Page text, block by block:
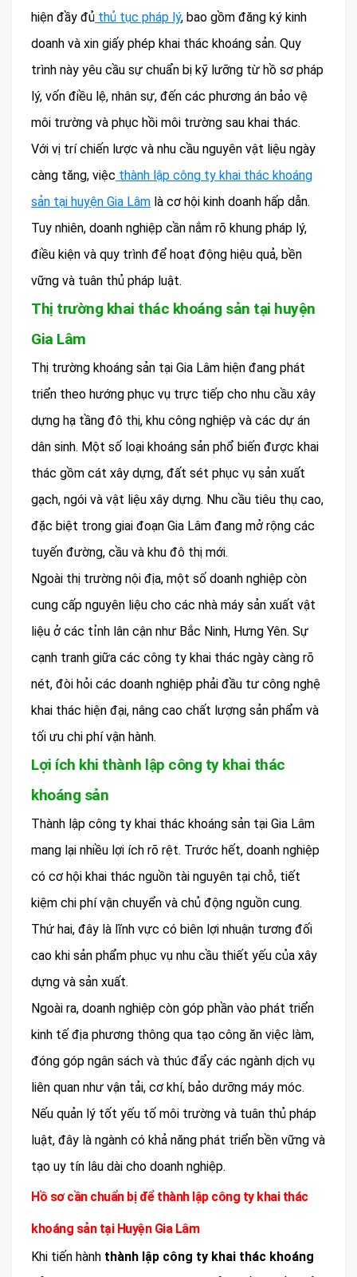
hiện đầy đủ thủ tục pháp lý, bao gồm đăng ký kinh
doanh và xin giấy phép khai thác khoáng sản. Quy
trình này yêu cầu sự chuẩn bị kỹ lưỡng từ hồ sơ pháp
lý, vốn điều lệ, nhân sự, đến các phương án bảo vệ
môi trường và phục hồi môi trường sau khai thác.
Với vị trí chiến lược và nhu cầu nguyên vật liệu ngày
càng tăng, việc thành lập công ty khai thác khoáng
sản tại huyện Gia Lâm là cơ hội kinh doanh hấp dẫn.
Tuy nhiên, doanh nghiệp cần nắm rõ khung pháp lý,
điều kiện và quy trình để hoạt động hiệu quả, bền
vững và tuân thủ pháp luật.
Thị trường khai thác khoáng sản tại huyện
Gia Lâm
Thị trường khoáng sản tại Gia Lâm hiện đang phát
triển theo hướng phục vụ trực tiếp cho nhu cầu xây
dựng hạ tầng đô thị, khu công nghiệp và các dự án
dân sinh. Một số loại khoáng sản phổ biến được khai
thác gồm cát xây dựng, đất sét phục vụ sản xuất
gạch, ngói và vật liệu xây dựng. Nhu cầu tiêu thụ cao,
đặc biệt trong giai đoạn Gia Lâm đang mở rộng các
tuyến đường, cầu và khu đô thị mới.
Ngoài thị trường nội địa, một số doanh nghiệp còn
cung cấp nguyên liệu cho các nhà máy sản xuất vật
liệu ở các tỉnh lân cận như Bắc Ninh, Hưng Yên. Sự
cạnh tranh giữa các công ty khai thác ngày càng rõ
nét, đòi hỏi các doanh nghiệp phải đầu tư công nghệ
khai thác hiện đại, nâng cao chất lượng sản phẩm và
tối ưu chi phí vận hành.
Lợi ích khi thành lập công ty khai thác
khoáng sản
Thành lập công ty khai thác khoáng sản tại Gia Lâm
mang lại nhiều lợi ích rõ rệt. Trước hết, doanh nghiệp
có cơ hội khai thác nguồn tài nguyên tại chỗ, tiết
kiệm chi phí vận chuyển và chủ động nguồn cung.
Thứ hai, đây là lĩnh vực có biên lợi nhuận tương đối
cao khi sản phẩm phục vụ nhu cầu thiết yếu của xây
dựng và sản xuất.
Ngoài ra, doanh nghiệp còn góp phần vào phát triển
kinh tế địa phương thông qua tạo công ăn việc làm,
đóng góp ngân sách và thúc đẩy các ngành dịch vụ
liên quan như vận tải, cơ khí, bảo dưỡng máy móc.
Nếu quản lý tốt yếu tố môi trường và tuân thủ pháp
luật, đây là ngành có khả năng phát triển bền vững và
tạo uy tín lâu dài cho doanh nghiệp.
Hồ sơ cần chuẩn bị để thành lập công ty khai thác
khoáng sản tại Huyện Gia Lâm
Khi tiến hành thành lập công ty khai thác khoáng